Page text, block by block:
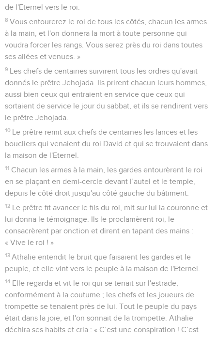
de l'Eternel vers le roi.
8 Vous entourerez le roi de tous les côtés, chacun les armes
à la main, et l'on donnera la mort à toute personne qui
voudra forcer les rangs. Vous serez près du roi dans toutes
ses allées et venues. »
9 Les chefs de centaines suivirent tous les ordres qu'avait
donnés le prêtre Jehojada. Ils prirent chacun leurs hommes,
aussi bien ceux qui entraient en service que ceux qui
sortaient de service le jour du sabbat, et ils se rendirent vers
le prêtre Jehojada.
10 Le prêtre remit aux chefs de centaines les lances et les
boucliers qui venaient du roi David et qui se trouvaient dans
la maison de l'Eternel.
11 Chacun les armes à la main, les gardes entourèrent le roi
en se plaçant en demi-cercle devant l’autel et le temple,
depuis le côté droit jusqu'au côté gauche du bâtiment.
12 Le prêtre fit avancer le fils du roi, mit sur lui la couronne et
lui donna le témoignage. Ils le proclamèrent roi, le
consacrèrent par onction et dirent en tapant des mains :
« Vive le roi ! »
13 Athalie entendit le bruit que faisaient les gardes et le
peuple, et elle vint vers le peuple à la maison de l'Eternel.
14 Elle regarda et vit le roi qui se tenait sur l'estrade,
conformément à la coutume ; les chefs et les joueurs de
trompette se tenaient près de lui. Tout le peuple du pays
était dans la joie, et l'on sonnait de la trompette. Athalie
déchira ses habits et cria : « C’est une conspiration ! C’est